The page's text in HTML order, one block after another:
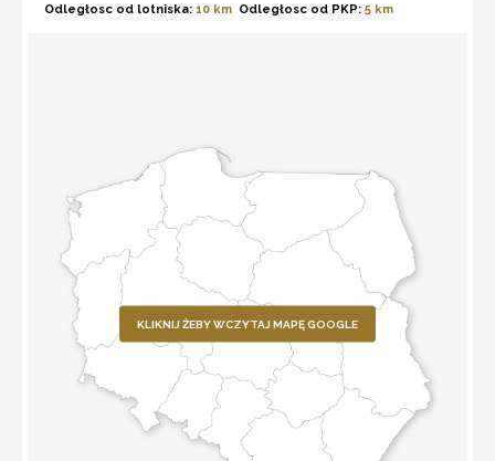
Odległosc od lotniska: 10 km Odległosc od PKP: 5 km
KLIKNIJ ŻEBY WCZYTAJ MAPĘ GOOGLE